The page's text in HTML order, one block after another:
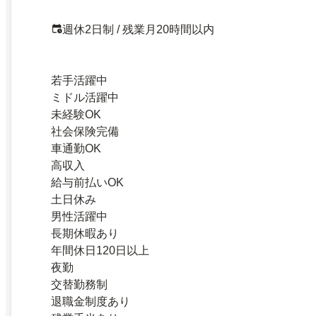
週休2日制 / 残業月20時間以内
若手活躍中
ミドル活躍中
未経験OK
社会保険完備
車通勤OK
高収入
給与前払いOK
土日休み
男性活躍中
長期休暇あり
年間休日120日以上
夜勤
交替勤務制
退職金制度あり